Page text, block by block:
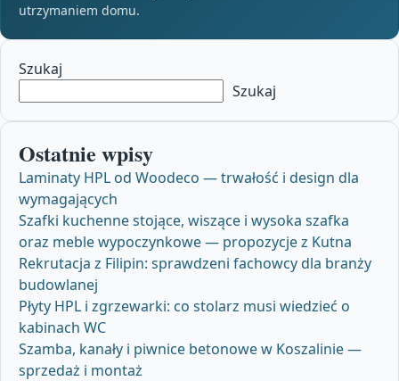
utrzymaniem domu.
Szukaj
Szukaj
Ostatnie wpisy
Laminaty HPL od Woodeco — trwałość i design dla
wymagających
Szafki kuchenne stojące, wiszące i wysoka szafka
oraz meble wypoczynkowe — propozycje z Kutna
Rekrutacja z Filipin: sprawdzeni fachowcy dla branży
budowlanej
Płyty HPL i zgrzewarki: co stolarz musi wiedzieć o
kabinach WC
Szamba, kanały i piwnice betonowe w Koszalinie —
sprzedaż i montaż